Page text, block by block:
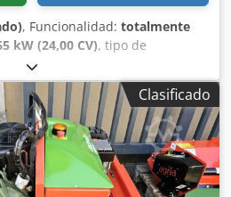
, Funcionalidad: totalmente
kW (24,00 CV), tipo de
fabricación:2023, AGRIA 9600 -
modelo !!! Oruga segadora
plataforma de corte y mulching
112 es del año 2023, tiene solo
contador y se encuentra en muy
signos normales de uso y
Clasificado